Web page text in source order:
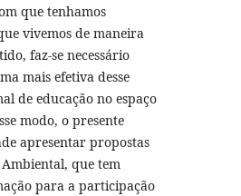
que tenhamos
vivemos de maneira
faz-se necessário
mais efetiva desse
de educação no espaço
modo, o presente
apresentar propostas
que tem
para a participação